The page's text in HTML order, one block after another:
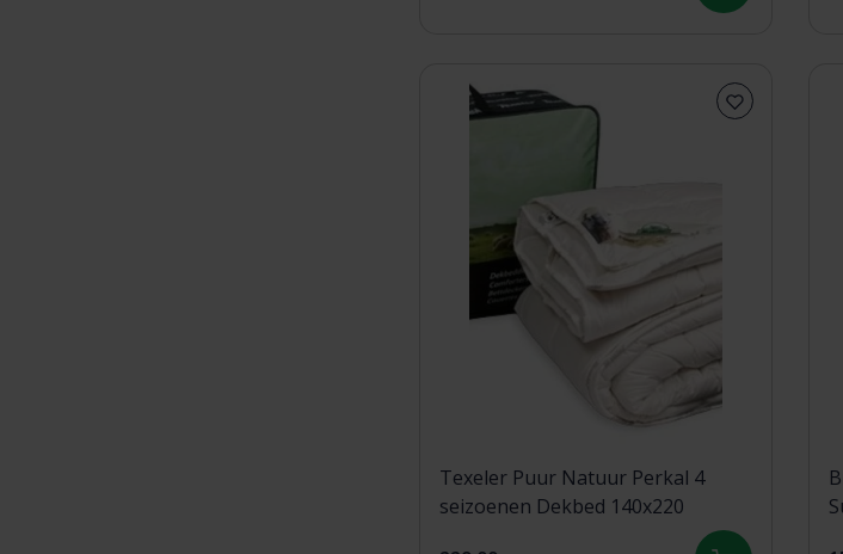
Texeler Puur Natuur Perkal 4
seizoenen Dekbed 140x220